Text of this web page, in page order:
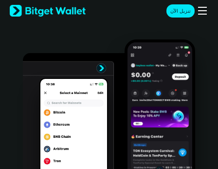
English
日本語
Türkçe
Português (Portugal)
Bahasa Indonesia
تنزيل الآن